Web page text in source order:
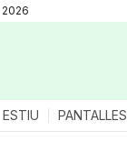
2026
ESTIU PANTALLES